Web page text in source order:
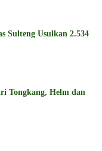
Sulteng Usulkan 2.534
Tongkang, Helm dan